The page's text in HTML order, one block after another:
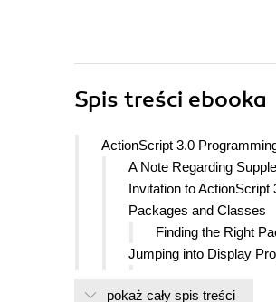
Spis treści ebooka
ActionScript 3.0
A Note Regarding
Invitation to ActionScript
Packages and Classes
Finding the Right
Jumping into Display
Loading and
pokaż cały spis treści